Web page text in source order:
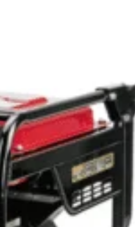
MIG 250 - Aparat
INTENSIV tip
ADAUGĂ ÎN COȘ
-
6.735